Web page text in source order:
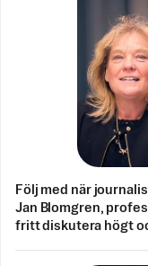
Följ med när
Jan Blomgren,
fritt diskutera högt